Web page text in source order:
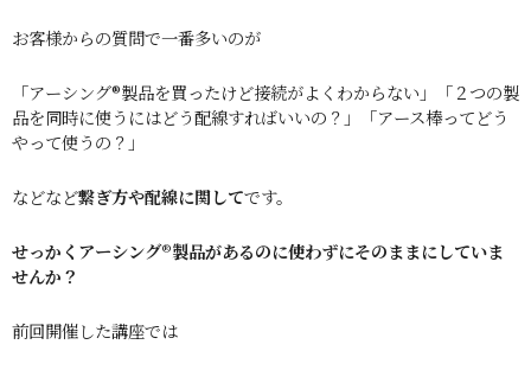
お客様からの質問で一番多いのが
「アーシング®︎製品を買ったけど接続がよくわからない」「２つの製
品を同時に使うにはどう配線すればいいの？」「アース棒ってどう
やって使うの？」
などなど繋ぎ方や配線に関してです。
せっかくアーシング®︎製品があるのに使わずにそのままにしていま
せんか？
前回開催した講座では